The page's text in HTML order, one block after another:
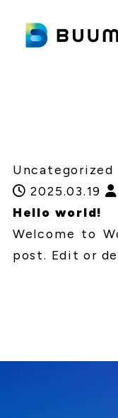
Uncategorized
2025.03.19
Hello world!
Welcome to
post. Edit or